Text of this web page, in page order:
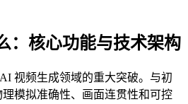
：核心功能与技术架构
视频生成领域的重大突破。与初
理模拟准确性、画面连贯性和可控